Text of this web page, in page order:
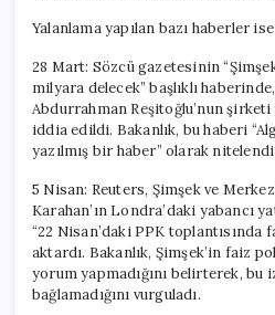
Yalanlama yapılan bazı haberler
28 Mart: Sözcü gazetesinin
milyara delecek” başlıklı
Abdurrahman Reşitoğlu’nun şirketi
iddia edildi. Bakanlık, bu haberi
yazılmış bir haber” olarak
5 Nisan: Reuters, Şimşek ve
Karahan’ın Londra’daki yabancı
“22 Nisan’daki PPK toplantısında
aktardı. Bakanlık, Şimşek’in faiz
yorum yapmadığını belirterek, bu
bağlamadığını vurguladı.